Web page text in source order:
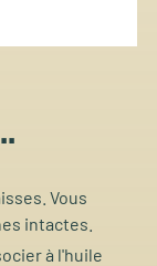
Vous
intactes.
à l'huile